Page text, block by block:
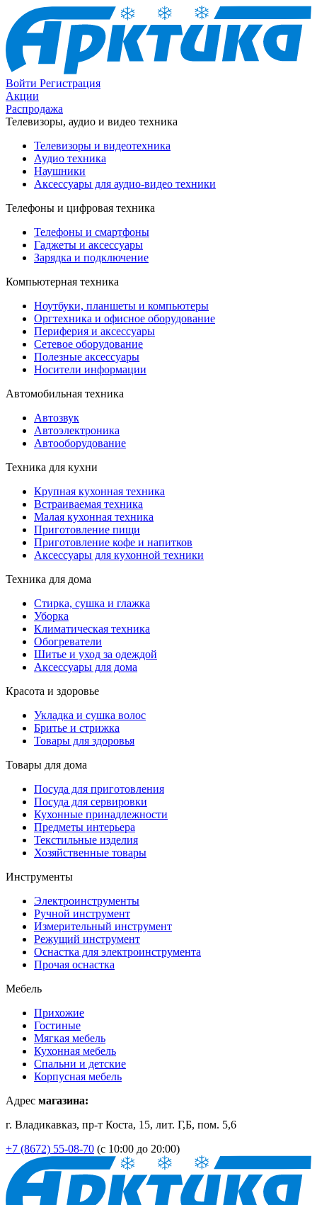
Войти Регистрация
Акции
Распродажа
Телевизоры, аудио и видео техника
Телевизоры и видеотехника
Аудио техника
Наушники
Аксессуары для аудио-видео техники
Телефоны и цифровая техника
Телефоны и смартфоны
Гаджеты и аксессуары
Зарядка и подключение
Компьютерная техника
Ноутбуки, планшеты и компьютеры
Оргтехника и офисное оборудование
Периферия и аксессуары
Cетевое оборудование
Полезные аксессуары
Носители информации
Автомобильная техника
Автозвук
Автоэлектроника
Автооборудование
Техника для кухни
Крупная кухонная техника
Встраиваемая техника
Малая кухонная техника
Приготовление пищи
Приготовление кофе и напитков
Аксессуары для кухонной техники
Техника для дома
Стирка, сушка и глажка
Уборка
Климатическая техника
Обогреватели
Шитье и уход за одеждой
Аксессуары для дома
Красота и здоровье
Укладка и сушка волос
Бритье и стрижка
Товары для здоровья
Товары для дома
Посуда для приготовления
Посуда для сервировки
Кухонные принадлежности
Предметы интерьера
Текстильные изделия
Хозяйственные товары
Инструменты
Электроинструменты
Ручной инструмент
Измерительный инструмент
Режущий инструмент
Оснастка для электроинструмента
Прочая оснастка
Мебель
Прихожие
Гостиные
Мягкая мебель
Кухонная мебель
Спальни и детские
Корпусная мебель
Адрес магазина:
г. Владикавказ, пр-т Коста, 15, лит. Г,Б, пом. 5,6
+7 (8672) 55-08-70 (с 10:00 до 20:00)